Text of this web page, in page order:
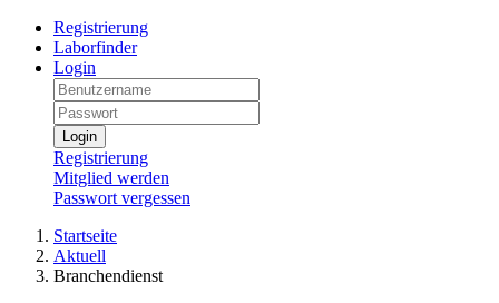
Registrierung
Laborfinder
Login
Login
Registrierung
Mitglied werden
Passwort vergessen
Startseite
Aktuell
Branchendienst